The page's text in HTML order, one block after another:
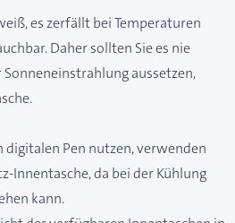
es zerfällt bei Temperaturen
Daher sollten Sie es nie
aussetzen,
digitalen Pen nutzen, verwenden
Innentasche, da bei der Kühlung
kann.